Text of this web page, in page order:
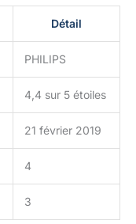
Détail
PHILIPS
4,4 sur 5 étoiles
21 février 2019
4
3